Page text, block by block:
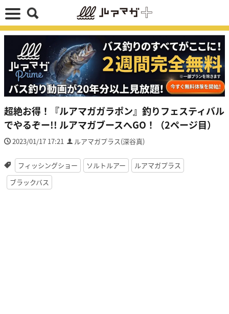
超絶お得！『ルアマガガラポン』釣りフェスティバル
でやるぞー!! ルアマガブースへGO！（2ページ目）
2023/01/17 17:21 ルアマガプラス(深谷真)
フィッシングショー ソルトルアー
ルアマガプラス
ブラックバス